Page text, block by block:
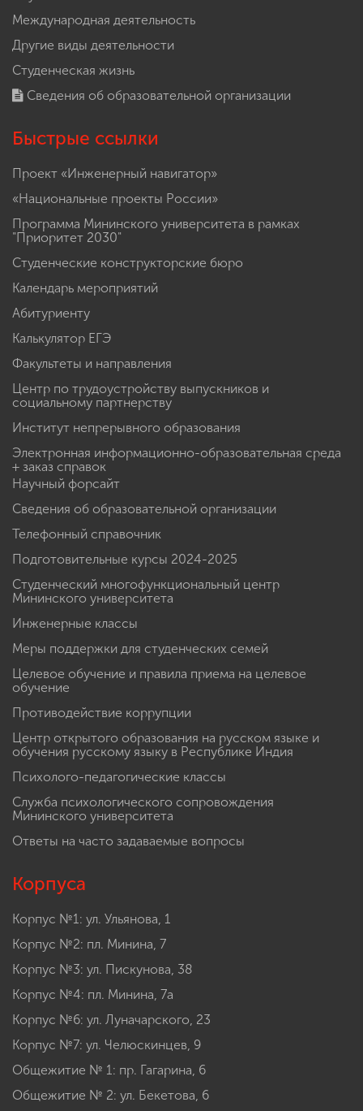
Международная деятельность
Другие виды деятельности
Студенческая жизнь
Сведения об образовательной организации
Быстрые ссылки
Проект «Инженерный навигатор»
«Национальные проекты России»
Программа Мининского университета в рамках
"Приоритет 2030"
Студенческие конструкторские бюро
Календарь мероприятий
Абитуриенту
Калькулятор ЕГЭ
Факультеты и направления
Центр по трудоустройству выпускников и
социальному партнерству
Институт непрерывного образования
Электронная информационно-образовательная среда
+ заказ справок
Научный форсайт
Сведения об образовательной организации
Телефонный справочник
Подготовительные курсы 2024-2025
Студенческий многофункциональный центр
Мининского университета
Инженерные классы
Меры поддержки для студенческих семей
Целевое обучение и правила приема на целевое
обучение
Противодействие коррупции
Центр открытого образования на русском языке и
обучения русскому языку в Республике Индия
Психолого-педагогические классы
Служба психологического сопровождения
Мининского университета
Ответы на часто задаваемые вопросы
Корпуса
Корпус №1: ул. Ульянова, 1
Корпус №2: пл. Минина, 7
Корпус №3: ул. Пискунова, 38
Корпус №4: пл. Минина, 7а
Корпус №6: ул. Луначарского, 23
Корпус №7: ул. Челюскинцев, 9
Общежитие № 1: пр. Гагарина, 6
Общежитие № 2: ул. Бекетова, 6